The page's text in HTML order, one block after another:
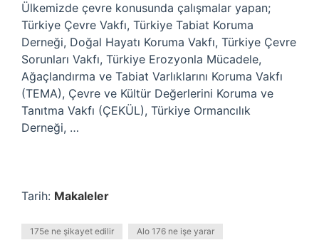
Ülkemizde çevre konusunda çalışmalar yapan;
Türkiye Çevre Vakfı, Türkiye Tabiat Koruma
Derneği, Doğal Hayatı Koruma Vakfı, Türkiye Çevre
Sorunları Vakfı, Türkiye Erozyonla Mücadele,
Ağaçlandırma ve Tabiat Varlıklarını Koruma Vakfı
(TEMA), Çevre ve Kültür Değerlerini Koruma ve
Tanıtma Vakfı (ÇEKÜL), Türkiye Ormancılık
Derneği, …
Tarih: Makaleler
175e ne şikayet edilir Alo 176 ne işe yarar